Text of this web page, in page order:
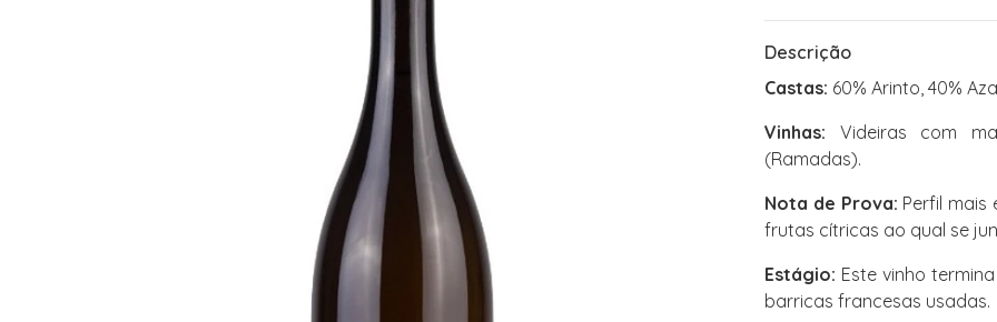
Descrição
Castas: 60% Arinto, 40%
Vinhas: Videiras com
(Ramadas).
Nota de Prova: Perfil mais
frutas cítricas ao qual se
Estágio: Este vinho
barricas francesas usadas.